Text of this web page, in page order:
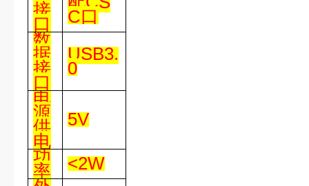
接
口 C口
数
据
接
口
USB3.
0
电
源
供
电
5V
功
率
<2W